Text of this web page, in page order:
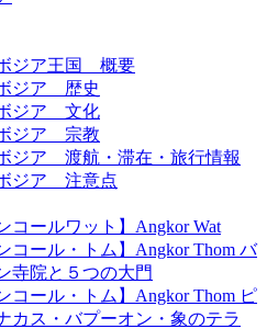
ジア王国 概要
ジア 歴史
ジア 文化
ジア 宗教
ジア 渡航・滞在・旅行情報
ジア 注意点
コールワット】Angkor Wat
コール・トム】Angkor Thom バ
寺院と５つの大門
コール・トム】Angkor Thom ピ
カス・バプーオン・象のテラ